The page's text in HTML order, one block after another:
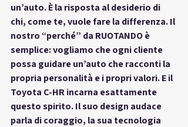
un’auto. È la risposta al desiderio di
chi, come te, vuole fare la differenza. Il
nostro “perché” da RUOTANDO è
semplice: vogliamo che ogni cliente
possa guidare un’auto che racconti la
propria personalità e i propri valori. E il
Toyota C-HR incarna esattamente
questo spirito. Il suo design audace
parla di coraggio, la sua tecnologia